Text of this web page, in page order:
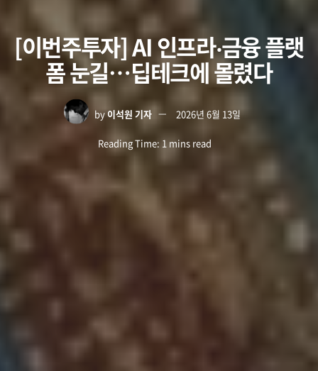
[이번주투자] AI 인프라‧금융 플랫
폼 눈길…딥테크에 몰렸다
by이석원 기자 2026년 6월 13일
Reading Time: 1 mins read